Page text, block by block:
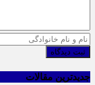
ثبت دیدگاه
جدیدترین مقالات